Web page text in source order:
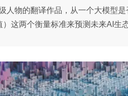
人物的翻译作品，从一个大模型
）这两个衡量标准来预测未来AI生